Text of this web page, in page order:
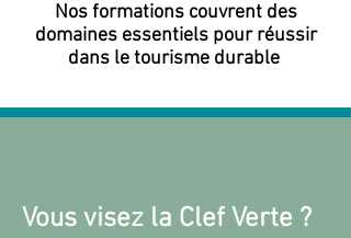
Nos formations couvrent des
domaines essentiels pour réussir
dans le tourisme durable
Vous visez la Clef Verte ?